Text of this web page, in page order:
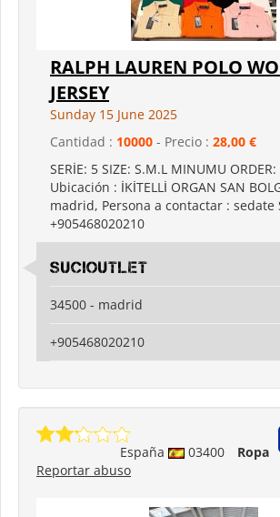
RALPH LAUREN POLO
JERSEY
Sunday 15 June 2025
Cantidad : 10000 - Precio : 28,00 €
SERİE: 5 SIZE: S.M.L MINUMU
Ubicación : İKİTELLİ ORGAN SAN
madrid, Persona a contactar : sedate
+905468020210
sucioutlet
34500 - madrid
+905468020210
España 03400
Ropa
Reportar abuso